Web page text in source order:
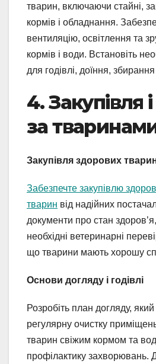
тварин, включаючи стайні,
кормів і обладнання.
вентиляцію, освітлення та
кормів і води. Встановіть
для годівлі, доїння,
4. Закупівля
за
Закупівля здорових
Забезпечте закупівлю
тварин від надійних
документи про стан
необхідні ветеринарні
що тварини мають хорошу
Основи догляду і годівлі
Розробіть план догляду,
регулярну очистку
тварин свіжим кормом та
профілактику захворювань.